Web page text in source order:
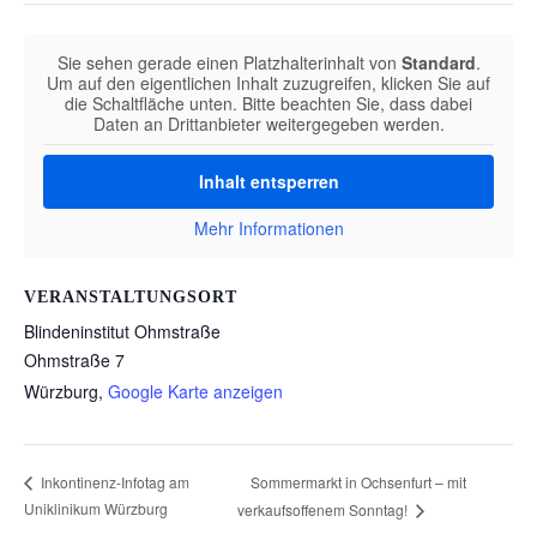
VERANSTALTUNGSORT
Blindeninstitut Ohmstraße
Ohmstraße 7
Würzburg, Google Karte anzeigen
Sie sehen gerade einen Platzhalterinhalt von Standard.
Um auf den eigentlichen Inhalt zuzugreifen, klicken Sie auf
die Schaltfläche unten. Bitte beachten Sie, dass dabei
Daten an Drittanbieter weitergegeben werden.
Inhalt entsperren
Mehr Informationen
Inkontinenz-Infotag am
Uniklinikum Würzburg
Sommermarkt in Ochsenfurt – mit
verkaufsoffenem Sonntag!